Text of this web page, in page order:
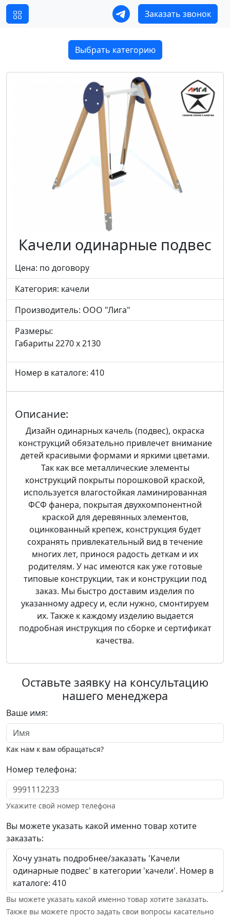
Заказать звонок
Выбрать категорию
Качели одинарные подвес
Цена: по договору
Категория: качели
Производитель: ООО "Лига"
Размеры:
Габариты 2270 x 2130
Номер в каталоге: 410
Описание:
Дизайн одинарных качель (подвес), окраска
конструкций обязательно привлечет внимание
детей красивыми формами и яркими цветами.
Так как все металлические элементы
конструкций покрыты порошковой краской,
используется влагостойкая ламинированная
ФСФ фанера, покрытая двухкомпонентной
краской для деревянных элементов,
оцинкованный крепеж, конструкция будет
сохранять привлекательный вид в течение
многих лет, принося радость деткам и их
родителям. У нас имеются как уже готовые
типовые конструкции, так и конструкции под
заказ. Мы быстро доставим изделия по
указанному адресу и, если нужно, смонтируем
их. Также к каждому изделию выдается
подробная инструкция по сборке и сертификат
качества.
Оставьте заявку на консультацию
нашего менеджера
Ваше имя:
Как нам к вам обращаться?
Номер телефона:
Укажите свой номер телефона
Вы можете указать какой именно товар хотите
заказать:
Вы можете указать какой именно товар хотите заказать.
Также вы можете просто задать свои вопросы касательно